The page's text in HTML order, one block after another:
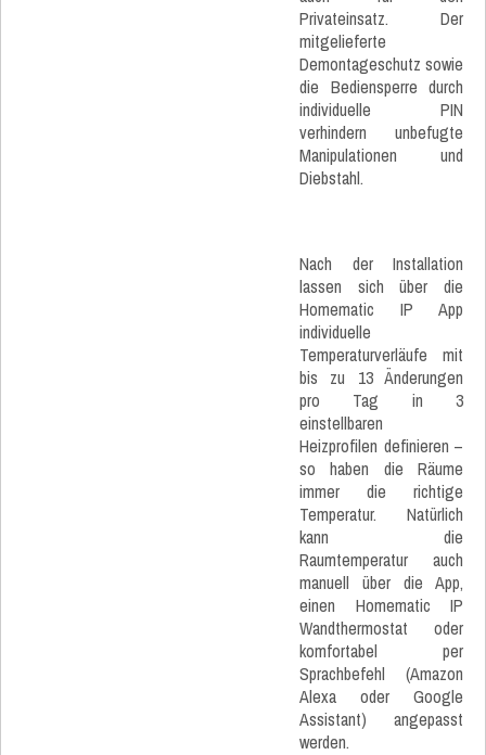
Privateinsatz. Der
mitgelieferte
Demontageschutz sowie
die Bediensperre durch
individuelle PIN
verhindern unbefugte
Manipulationen und
Diebstahl.
Nach der Installation
lassen sich über die
Homematic IP App
individuelle
Temperaturverläufe mit
bis zu 13 Änderungen
pro Tag in 3
einstellbaren
Heizprofilen definieren –
so haben die Räume
immer die richtige
Temperatur. Natürlich
kann die
Raumtemperatur auch
manuell über die App,
einen Homematic IP
Wandthermostat oder
komfortabel per
Sprachbefehl (Amazon
Alexa oder Google
Assistant) angepasst
werden.